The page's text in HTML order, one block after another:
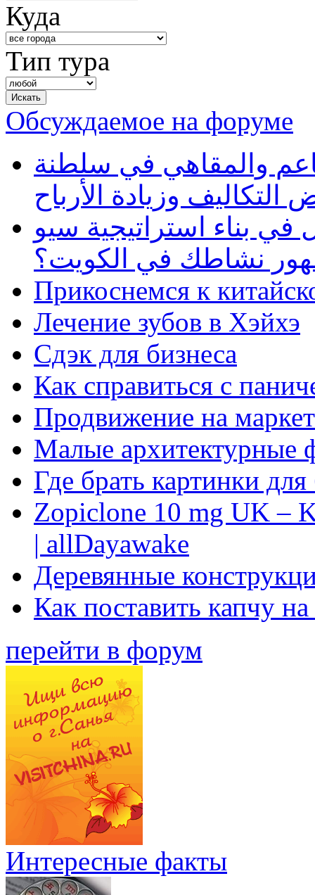
Куда
Тип тура
Обсуждаемое на форуме
والمقاهي في سلطنة
وزيادة الأرباح
بناء استراتيجية سيو
نشاطك في الكويت؟
Прикоснемся к
Лечение зубов в Хэйхэ
Сдэк для бизнеса
Как справиться с
Продвижение на
Малые архитектурные
Где брать картинки
Zopiclone 10 mg UK –
| allDayawake
Деревянные
Как поставить капчу
перейти в форум
Интересные факты